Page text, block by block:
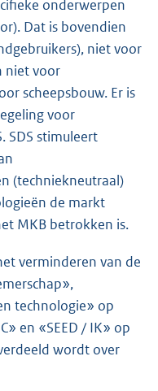
onderwerpen
Dat is bovendien
niet voor
niet voor
scheepsbouw. Er is
voor
SDS stimuleert
(techniekneutraal)
de markt
MKB betrokken is.
verminderen van de
technologie» op
en «SEED / IK» op
wordt over